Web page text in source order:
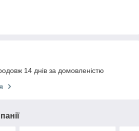
14 днів за домовленістю